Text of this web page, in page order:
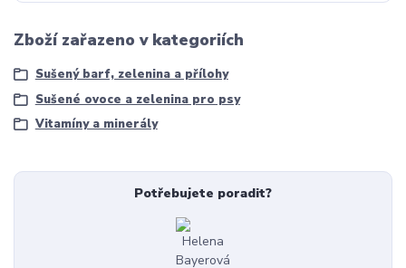
Zboží zařazeno v kategoriích
Sušený barf, zelenina a přílohy
Sušené ovoce a zelenina pro psy
Vitamíny a minerály
Potřebujete poradit?